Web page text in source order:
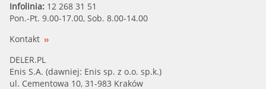
Infolinia: 12 268 31 51
Pon.-Pt. 9.00-17.00, Sob. 8.00-14.00
Kontakt
DELER.PL
Enis S.A. (dawniej: Enis sp. z o.o. sp.k.)
ul. Cementowa 10, 31-983 Kraków